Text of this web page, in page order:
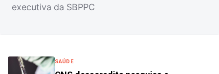
executiva da SBPPC
SAÚDE